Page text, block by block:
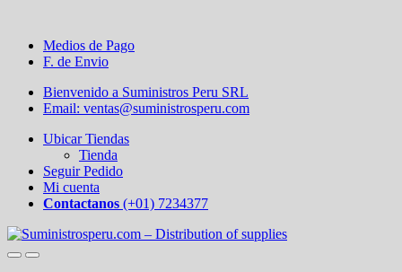
Medios de Pago
F. de Envio
Bienvenido a Suministros Peru SRL
Email: ventas@suministrosperu.com
Ubicar Tiendas
Tienda
Seguir Pedido
Mi cuenta
Contactanos (+01) 7234377